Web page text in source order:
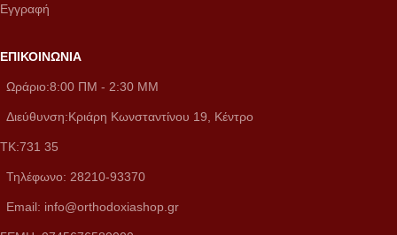
Εγγραφή
ΕΠΙΚΟΙΝΩΝΙΑ
Ωράριο:8:00 ΠM - 2:30 MM
Διεύθυνση:Κριάρη Κωνσταντίνου 19, Κέντρο
ΤΚ:731 35
Τηλέφωνο: 28210-93370
Email: info@orthodoxiashop.gr